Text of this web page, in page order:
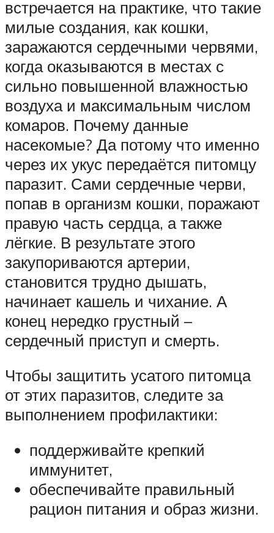
встречается на практике, что такие
милые создания, как кошки,
заражаются сердечными червями,
когда оказываются в местах с
сильно повышенной влажностью
воздуха и максимальным числом
комаров. Почему данные
насекомые? Да потому что именно
через их укус передаётся питомцу
паразит. Сами сердечные черви,
попав в организм кошки, поражают
правую часть сердца, а также
лёгкие. В результате этого
закупориваются артерии,
становится трудно дышать,
начинает кашель и чихание. А
конец нередко грустный –
сердечный приступ и смерть.
Чтобы защитить усатого питомца
от этих паразитов, следите за
выполнением профилактики:
поддерживайте крепкий
иммунитет,
обеспечивайте правильный
рацион питания и образ жизни.